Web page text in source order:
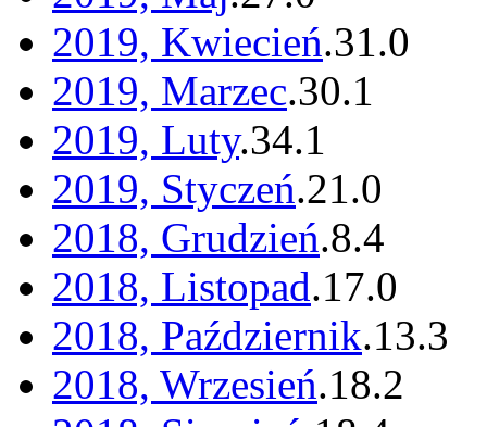
2019, Kwiecień.31.0
2019, Marzec.30.1
2019, Luty.34.1
2019, Styczeń.21.0
2018, Grudzień.8.4
2018, Listopad.17.0
2018, Październik.13.3
2018, Wrzesień.18.2